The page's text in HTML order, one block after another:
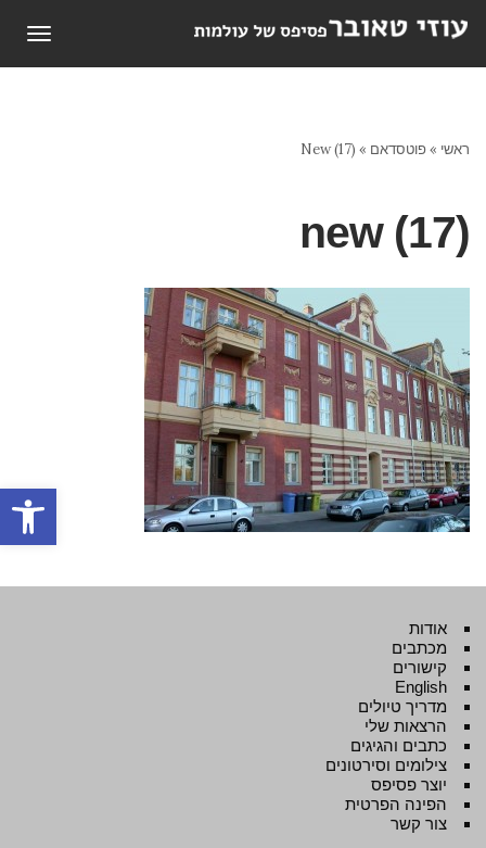
פתח
ראשי »פוטסדאם »
New (17)
new (17)
אודות
מכתבים
קישורים
English
מדריך טיולים
הרצאות שלי
כתבים והגיגים
צילומים וסירטונים
יוצר פסיפס
הפינה הפרטית
צור קשר